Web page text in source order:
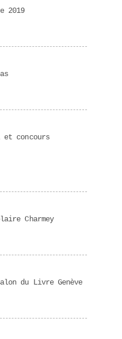
2019
et concours
Charmey
du Livre Genève